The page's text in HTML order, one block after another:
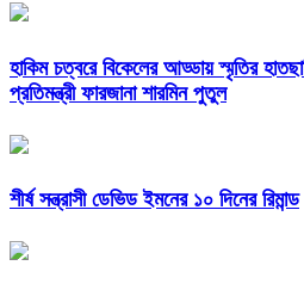
হাকিম চত্বরে বিকেলের আড্ডায় স্মৃতির
প্রতিমন্ত্রী ফারজানা শারমিন পুতুল
শীর্ষ সন্ত্রাসী ডেভিড ইমনের ১০ দিনের রিমান্ড